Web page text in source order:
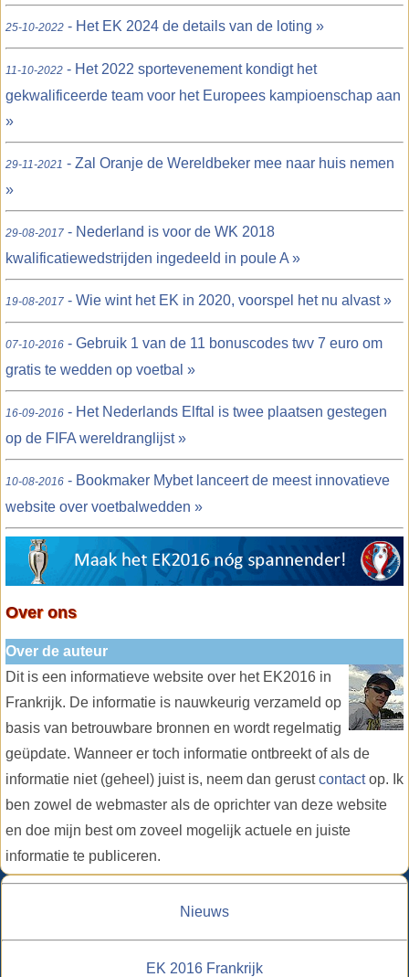
25-10-2022 - Het EK 2024 de details van de loting »
11-10-2022 - Het 2022 sportevenement kondigt het
gekwalificeerde team voor het Europees kampioenschap aan
»
29-11-2021 - Zal Oranje de Wereldbeker mee naar huis nemen
»
29-08-2017 - Nederland is voor de WK 2018
kwalificatiewedstrijden ingedeeld in poule A »
19-08-2017 - Wie wint het EK in 2020, voorspel het nu alvast »
07-10-2016 - Gebruik 1 van de 11 bonuscodes twv 7 euro om
gratis te wedden op voetbal »
16-09-2016 - Het Nederlands Elftal is twee plaatsen gestegen
op de FIFA wereldranglijst »
10-08-2016 - Bookmaker Mybet lanceert de meest innovatieve
website over voetbalwedden »
Over ons
Over de auteur
Dit is een informatieve website over het EK2016 in
Frankrijk. De informatie is nauwkeurig verzameld op
basis van betrouwbare bronnen en wordt regelmatig
geüpdate. Wanneer er toch informatie ontbreekt of als de
informatie niet (geheel) juist is, neem dan gerustcontactop. Ik
ben zowel de webmaster als de oprichter van deze website
en doe mijn best om zoveel mogelijk actuele en juiste
informatie te publiceren.
Nieuws
EK 2016 Frankrijk